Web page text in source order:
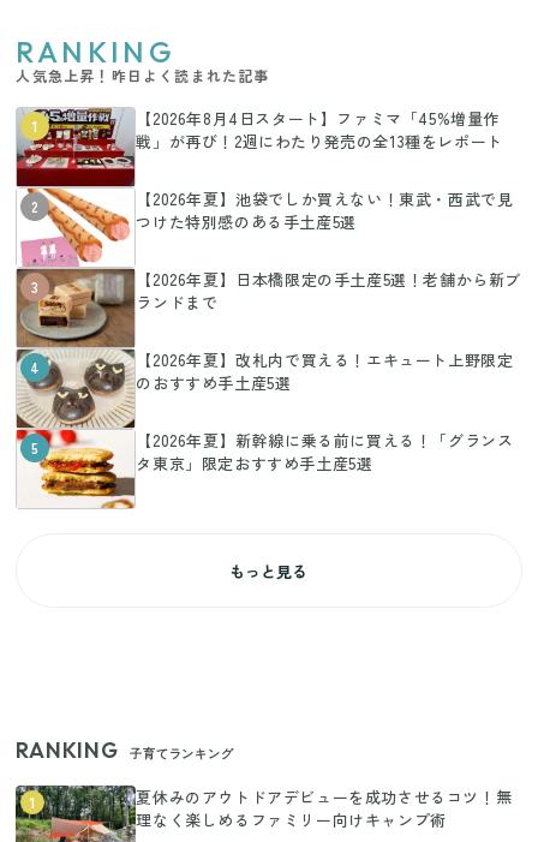
RANKING
人気急上昇！昨日よく読まれた記事
1
【2026年8月4日スタート】ファミマ「45%増量作
戦」が再び！2週にわたり発売の全13種をレポート
2
【2026年夏】池袋でしか買えない！東武・西武で見
つけた特別感のある手土産5選
3
【2026年夏】日本橋限定の手土産5選！老舗から新ブ
ランドまで
4
【2026年夏】改札内で買える！エキュート上野限定
のおすすめ手土産5選
5
【2026年夏】新幹線に乗る前に買える！「グランス
タ東京」限定おすすめ手土産5選
もっと見る
RANKING 子育てランキング
1
夏休みのアウトドアデビューを成功させるコツ！無
理なく楽しめるファミリー向けキャンプ術